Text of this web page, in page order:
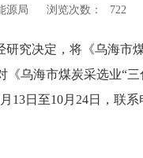
源局 浏览次数： 722
研究决定，将 《乌海市
《乌海市煤炭采选业“
13日至10月24日，联系